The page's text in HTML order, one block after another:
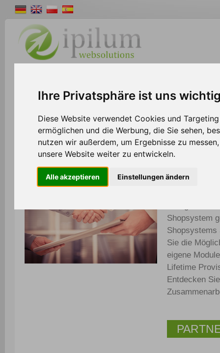
Ihre Privatsphäre ist uns
Diese Website verwendet Cookies und
ermöglichen und die Werbung, die Sie sehen,
nutzen wir außerdem, um Ergebnisse zu
unsere Website weiter zu entwickeln.
Alle akzeptieren Einstellungen ändern
>> Partner
Partner werden und attraktive Vorteile
Ipilum
Shopsystem
Shopsystems
Sie die
eigene
Lifetime
Entdecken